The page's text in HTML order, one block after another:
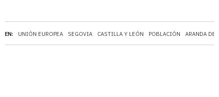
EN: UNIÓN EUROPEA SEGOVIA CASTILLA Y LEÓN POBLACIÓN ARANDA DE